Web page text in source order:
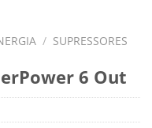
/ SUPRESSORES
6 Out